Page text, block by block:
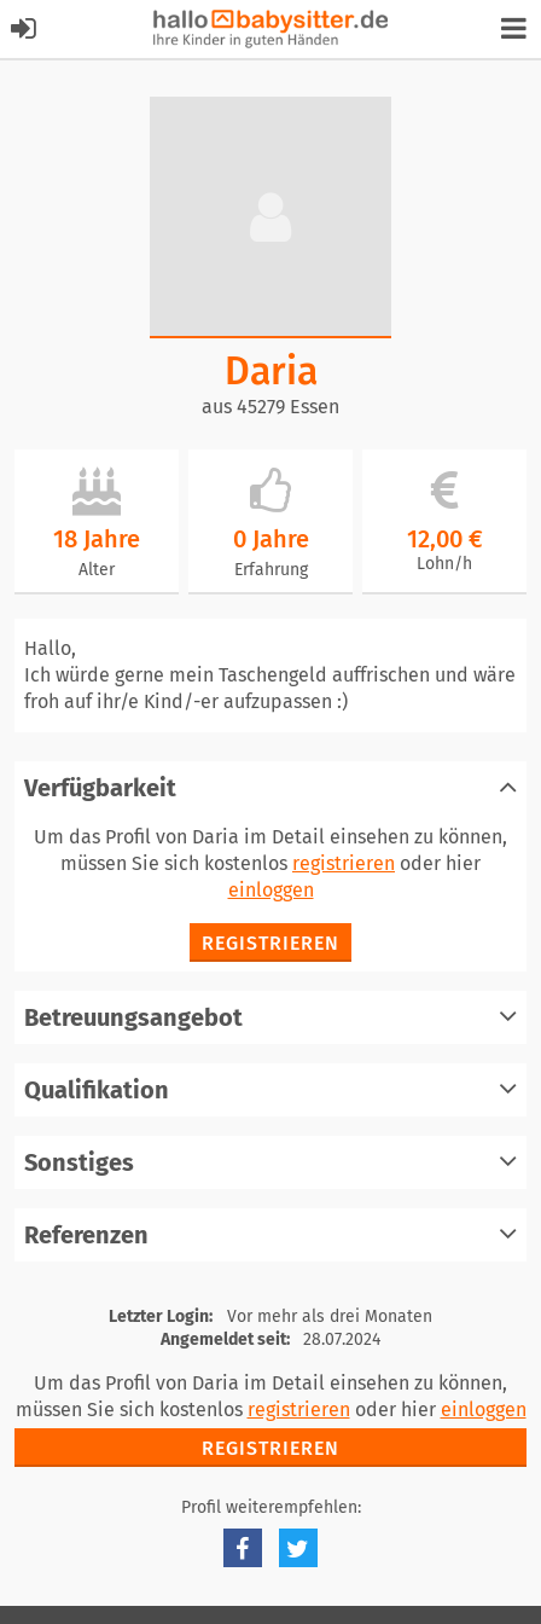
Daria
aus 45279 Essen
18 Jahre
Alter
0 Jahre
Erfahrung
12,00 €
Lohn/h
Hallo,
Ich würde gerne mein Taschengeld auffrischen und wäre
froh auf ihr/e Kind/-er aufzupassen :)
Verfügbarkeit
Um das Profil von Daria im Detail einsehen zu können,
müssen Sie sich kostenlos registrieren oder hier
einloggen
REGISTRIEREN
Betreuungsangebot
Qualifikation
Sonstiges
Referenzen
registrieren
einloggen
Letzter Login:
Vor mehr als drei Monaten
Angemeldet seit:
28.07.2024
Um das Profil von Daria im Detail einsehen zu können,
müssen Sie sich kostenlos registrieren oder hier einloggen
REGISTRIEREN
Profil weiterempfehlen: